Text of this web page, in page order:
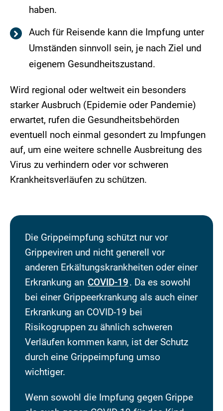
haben.
Auch für Reisende kann die Impfung unter
Umständen sinnvoll sein, je nach Ziel und
eigenem Gesundheitszustand.
Wird regional oder weltweit ein besonders
starker Ausbruch (Epidemie oder Pandemie)
erwartet, rufen die Gesundheitsbehörden
eventuell noch einmal gesondert zu Impfungen
auf, um eine weitere schnelle Ausbreitung des
Virus zu verhindern oder vor schweren
Krankheitsverläufen zu schützen.
Die Grippeimpfung schützt nur vor
Grippeviren und nicht generell vor
anderen Erkältungskrankheiten oder einer
Erkrankung an COVID-19. Da es sowohl
bei einer Grippeerkrankung als auch einer
Erkrankung an COVID-19 bei
Risikogruppen zu ähnlich schweren
Verläufen kommen kann, ist der Schutz
durch eine Grippeimpfung umso
wichtiger.
Wenn sowohl die Impfung gegen Grippe